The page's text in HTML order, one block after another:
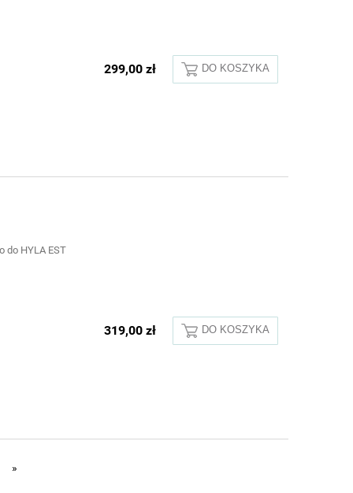
299,00 zł DO KOSZYKA
do HYLA EST
319,00 zł DO KOSZYKA
»